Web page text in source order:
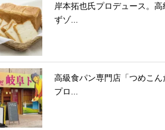
岸本拓也氏プロデュース。
ずゾ...
高級食パン専門店「つめこ
プロ...